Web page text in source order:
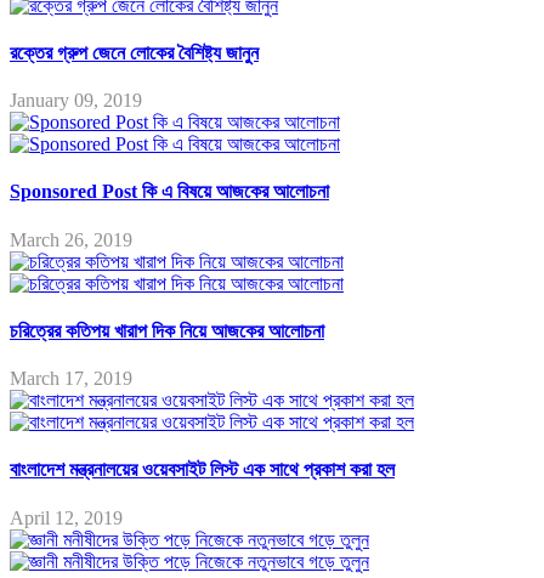
রক্তের গ্রুপ জেনে লোকের বৈশিষ্ট্য জানুন
January 09, 2019
Sponsored Post কি এ বিষয়ে আজকের আলোচনা
March 26, 2019
চরিত্রের কতিপয় খারাপ দিক নিয়ে আজকের আলোচনা
March 17, 2019
বাংলাদেশ মন্ত্রনালয়ের ওয়েবসাইট লিস্ট এক সাথে প্রকাশ করা হল
April 12, 2019